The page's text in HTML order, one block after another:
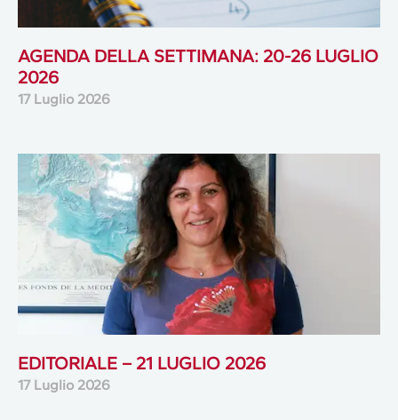
AGENDA DELLA SETTIMANA: 20-26 LUGLIO
2026
17 Luglio 2026
EDITORIALE – 21 LUGLIO 2026
17 Luglio 2026